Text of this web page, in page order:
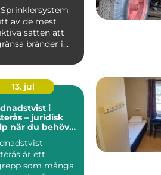
av de mest
sätten att
bränder i
13. jul
i
– juridisk
när du behöver
är ett
som många